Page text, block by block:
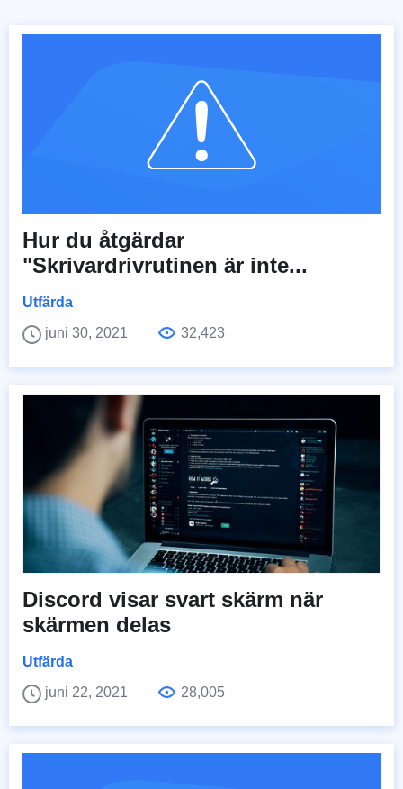
Hur du åtgärdar
"Skrivardrivrutinen är inte...
Utfärda
juni 30, 2021
32,423
Discord visar svart skärm när
skärmen delas
Utfärda
juni 22, 2021
28,005